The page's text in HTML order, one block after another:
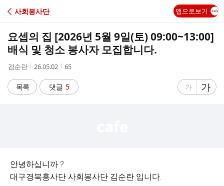
C
사회봉사단 앱으로보기
요셉의 집 [2026년 5월 9일(토) 09:00~13:00]
배식 및 청소 봉사자 모집합니다.
작
자
김순란
작
시
간
26.05.02
조
수
65
목록 댓글 5
글
가
글
자
가
안녕하십니까 ?
대구경북흥사단 사회봉사단 김순란 입니다.